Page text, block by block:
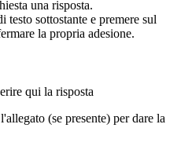
una risposta.
testo sottostante e premere sul
la propria adesione.
qui la risposta
(se presente) per dare la